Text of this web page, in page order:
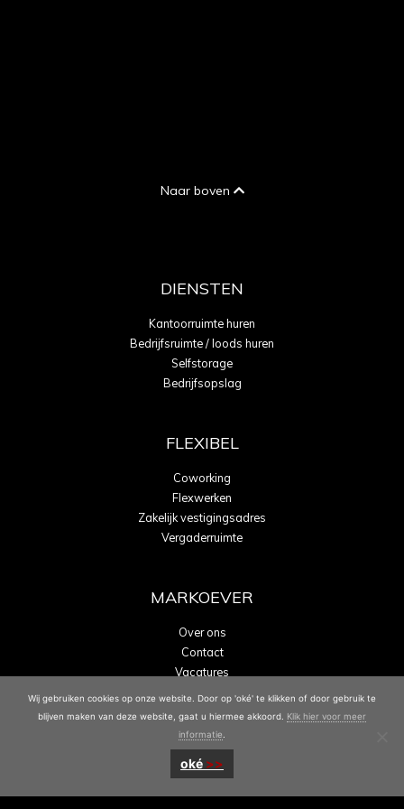
Naar boven
DIENSTEN
Kantoorruimte huren
Bedrijfsruimte / loods huren
Selfstorage
Bedrijfsopslag
FLEXIBEL
Coworking
Flexwerken
Zakelijk vestigingsadres
Vergaderruimte
MARKOEVER
Over ons
Contact
Vacatures
Energielabel A
Wij gebruiken cookies op onze website. Door op 'oké' te klikken of door gebruik te
blijven maken van deze website, gaat u hiermee akkoord. Klik hier voor meer
informatie
oké